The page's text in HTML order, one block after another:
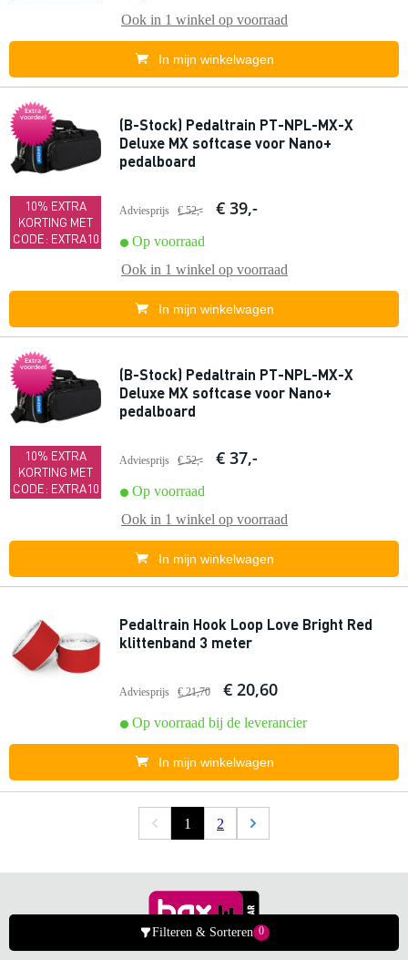
Ook in 1 winkel op voorraad
In mijn winkelwagen
Extra
voordeel
10% EXTRA
KORTING MET
CODE: EXTRA10
(B-Stock) Pedaltrain PT-NPL-MX-X
Deluxe MX softcase voor Nano+
pedalboard
Adviesprijs € 52,- € 39,-
Op voorraad
Ook in 1 winkel op voorraad
In mijn winkelwagen
Extra
voordeel
10% EXTRA
KORTING MET
CODE: EXTRA10
(B-Stock) Pedaltrain PT-NPL-MX-X
Deluxe MX softcase voor Nano+
pedalboard
Adviesprijs € 52,- € 37,-
Op voorraad
Ook in 1 winkel op voorraad
In mijn winkelwagen
Pedaltrain Hook Loop Love Bright Red
klittenband 3 meter
Adviesprijs € 21,70 € 20,60
Op voorraad bij de leverancier
In mijn winkelwagen
1 2
Filteren & Sorteren 0